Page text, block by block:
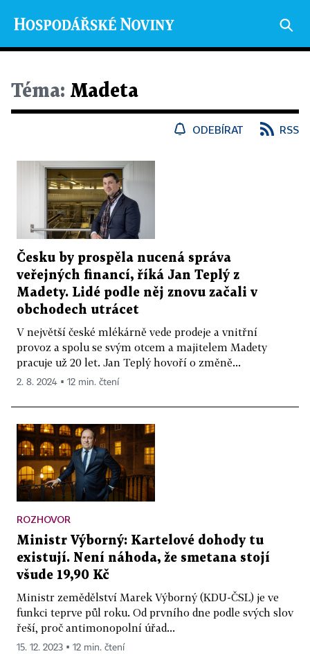
Téma: Madeta
ODEBÍRAT RSS
Česku by prospěla nucená správa
veřejných financí, říká Jan Teplý z
Madety. Lidé podle něj znovu začali v
obchodech utrácet
V největší české mlékárně vede prodeje a vnitřní
provoz a spolu se svým otcem a majitelem Madety
pracuje už 20 let. Jan Teplý hovoří o změně...
2. 8. 2024 ▪ 12 min. čtení
ROZHOVOR
Ministr Výborný: Kartelové dohody tu
existují. Není náhoda, že smetana stojí
všude 19,90 Kč
Ministr zemědělství Marek Výborný (KDU-ČSL) je ve
funkci teprve půl roku. Od prvního dne podle svých slov
řeší, proč antimonopolní úřad...
15. 12. 2023 ▪ 12 min. čtení